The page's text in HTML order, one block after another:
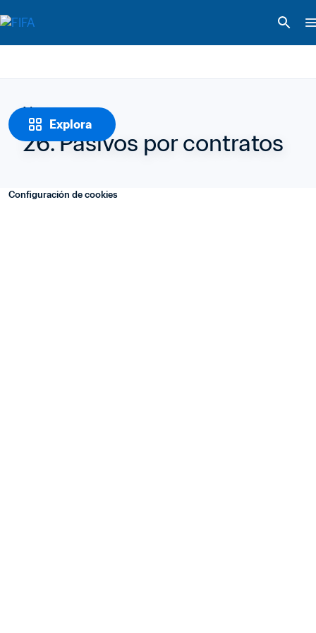
Explora
Notas
26. Pasivos por contratos
Configuración de cookies